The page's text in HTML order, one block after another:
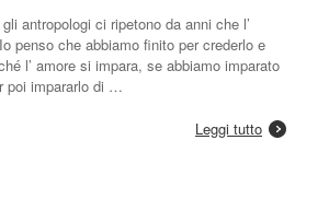
antropologi ci ripetono da anni che l’
penso che abbiamo finito per crederlo e
l’ amore si impara, se abbiamo imparato
poi impararlo di …
Leggi tutto